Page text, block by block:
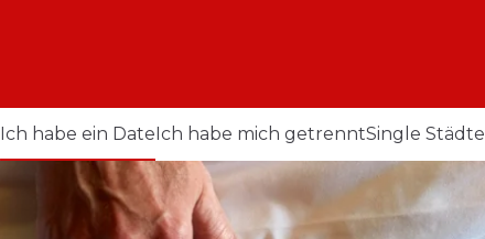
Ich habe ein DateIch habe mich getrenntSingle Städte